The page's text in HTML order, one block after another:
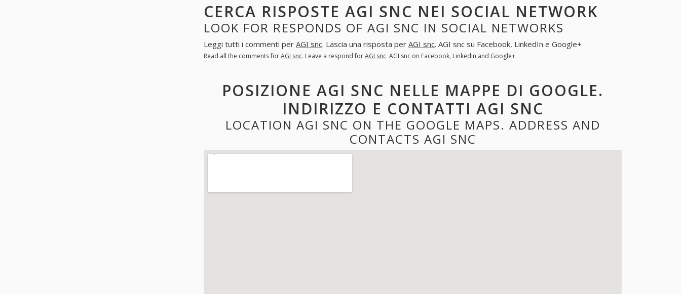
CERCA RISPOSTE AGI SNC NEI SOCIAL NETWORK
LOOK FOR RESPONDS OF AGI SNC IN SOCIAL NETWORKS
Leggi tutti i commenti per AGI snc. Lascia una risposta per AGI snc. AGI snc su Facebook, LinkedIn e Google+
Read all the comments forAGI snc. Leave a respond forAGI snc. AGI snc on Facebook, LinkedIn and Google+
POSIZIONE AGI SNC NELLE MAPPE DI GOOGLE.
INDIRIZZO E CONTATTI AGI SNC
LOCATION AGI SNC ON THE GOOGLE MAPS. ADDRESS AND
CONTACTS AGI SNC